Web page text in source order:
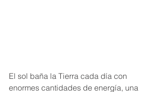
El sol baña la Tierra cada día con
enormes cantidades de energía, una